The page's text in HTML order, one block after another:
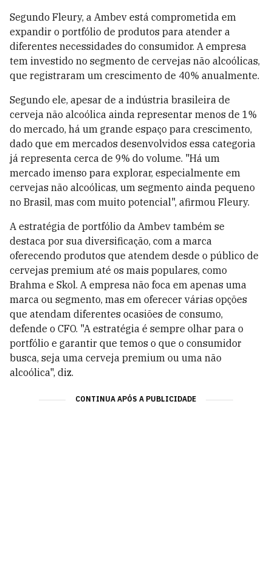
Segundo Fleury, a Ambev está comprometida em
expandir o portfólio de produtos para atender a
diferentes necessidades do consumidor. A empresa
tem investido no segmento de cervejas não alcoólicas,
que registraram um crescimento de 40% anualmente.
Segundo ele, apesar de a indústria brasileira de
cerveja não alcoólica ainda representar menos de 1%
do mercado, há um grande espaço para crescimento,
dado que em mercados desenvolvidos essa categoria
já representa cerca de 9% do volume. "Há um
mercado imenso para explorar, especialmente em
cervejas não alcoólicas, um segmento ainda pequeno
no Brasil, mas com muito potencial", afirmou Fleury.
A estratégia de portfólio da Ambev também se
destaca por sua diversificação, com a marca
oferecendo produtos que atendem desde o público de
cervejas premium até os mais populares, como
Brahma e Skol. A empresa não foca em apenas uma
marca ou segmento, mas em oferecer várias opções
que atendam diferentes ocasiões de consumo,
defende o CFO. "A estratégia é sempre olhar para o
portfólio e garantir que temos o que o consumidor
busca, seja uma cerveja premium ou uma não
alcoólica", diz.
CONTINUA APÓS A PUBLICIDADE